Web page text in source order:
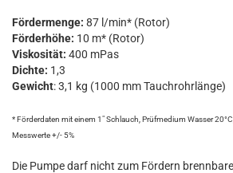
Fördermenge: 87 l/min* (Rotor)
Förderhöhe: 10 m* (Rotor)
Viskosität: 400 mPas
Dichte: 1,3
Gewicht: 3,1 kg (1000 mm Tauchrohrlänge)
* Förderdaten mit einem 1" Schlauch, Prüfmedium Wasser
Messwerte +/- 5%
Die Pumpe darf nicht zum Fördern